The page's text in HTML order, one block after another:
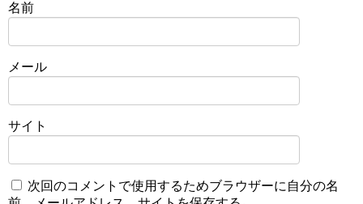
名前
メール
サイト
次回のコメントで使用するためブラウザーに自分の名